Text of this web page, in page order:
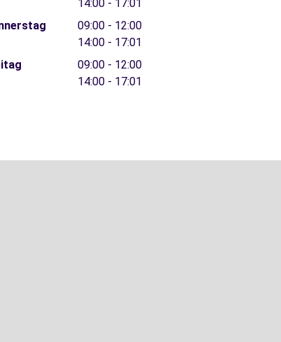
14:00 - 17:01
09:00 - 12:00
14:00 - 17:01
09:00 - 12:00
14:00 - 17:01